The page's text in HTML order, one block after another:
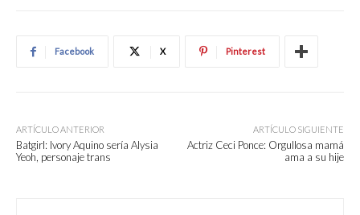
Facebook X Pinterest
ARTÍCULO ANTERIOR
Batgirl: Ivory Aquino sería Alysia
Yeoh, personaje trans
ARTÍCULO SIGUIENTE
Actriz Ceci Ponce: Orgullosa mamá
ama a su hije